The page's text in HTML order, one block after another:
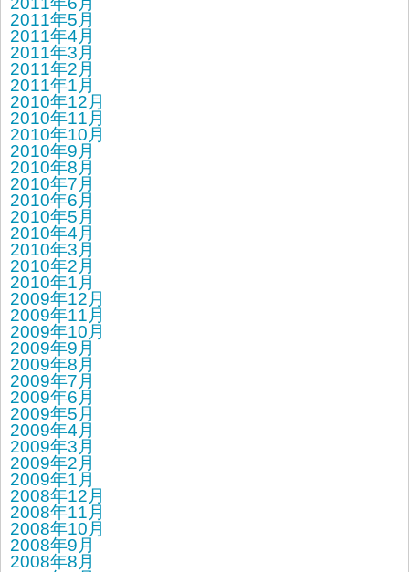
2011年5月
2011年4月
2011年3月
2011年2月
2011年1月
2010年12月
2010年11月
2010年10月
2010年9月
2010年8月
2010年7月
2010年6月
2010年5月
2010年4月
2010年3月
2010年2月
2010年1月
2009年12月
2009年11月
2009年10月
2009年9月
2009年8月
2009年7月
2009年6月
2009年5月
2009年4月
2009年3月
2009年2月
2009年1月
2008年12月
2008年11月
2008年10月
2008年9月
2008年8月